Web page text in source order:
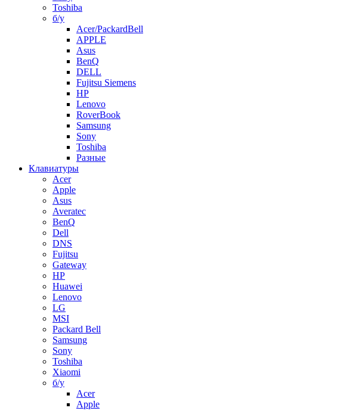
Toshiba
б/у
Acer/PackardBell
APPLE
Asus
BenQ
DELL
Fujitsu Siemens
HP
Lenovo
RoverBook
Samsung
Sony
Toshiba
Разные
Клавиатуры
Acer
Apple
Asus
Averatec
BenQ
Dell
DNS
Fujitsu
Gateway
HP
Huawei
Lenovo
LG
MSI
Packard Bell
Samsung
Sony
Toshiba
Xiaomi
б/у
Acer
Apple